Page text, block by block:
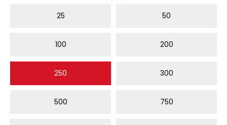
25 50
100 200
250 300
500 750